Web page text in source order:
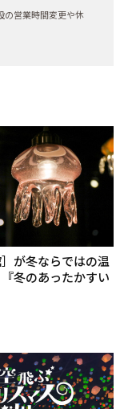
の営業時間変更や休
］が冬ならではの温
冬のあったかすい